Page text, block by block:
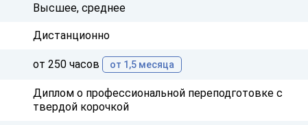
Высшее, среднее
Дистанционно
от 250 часов от 1,5 месяца
Диплом о профессиональной переподготовке с
твердой корочкой